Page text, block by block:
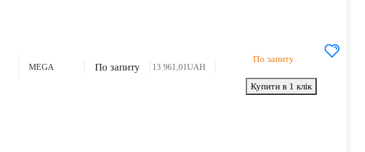
MEGA По запиту UAH
13 961,01
По запиту
Купити в 1 клік